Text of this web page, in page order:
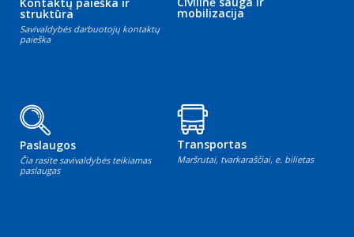
struktūra
Savivaldybės darbuotojų kontaktų
paieška
mobilizacija
Paslaugos
Čia rasite savivaldybės teikiamas
paslaugas
Transportas
Maršrutai, tvarkaraščiai, e. bilietas